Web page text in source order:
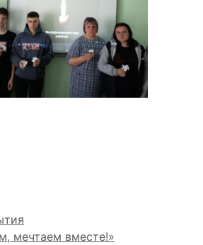
мечтаем вместе!»